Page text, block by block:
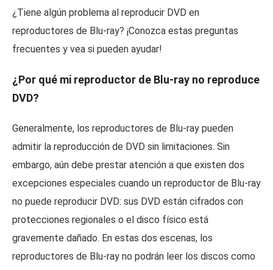
¿Tiene algún problema al reproducir DVD en
reproductores de Blu-ray? ¡Conozca estas preguntas
frecuentes y vea si pueden ayudar!
¿Por qué mi reproductor de Blu-ray no reproduce
DVD?
Generalmente, los reproductores de Blu-ray pueden
admitir la reproducción de DVD sin limitaciones. Sin
embargo, aún debe prestar atención a que existen dos
excepciones especiales cuando un reproductor de Blu-ray
no puede reproducir DVD: sus DVD están cifrados con
protecciones regionales o el disco físico está
gravemente dañado. En estas dos escenas, los
reproductores de Blu-ray no podrán leer los discos como